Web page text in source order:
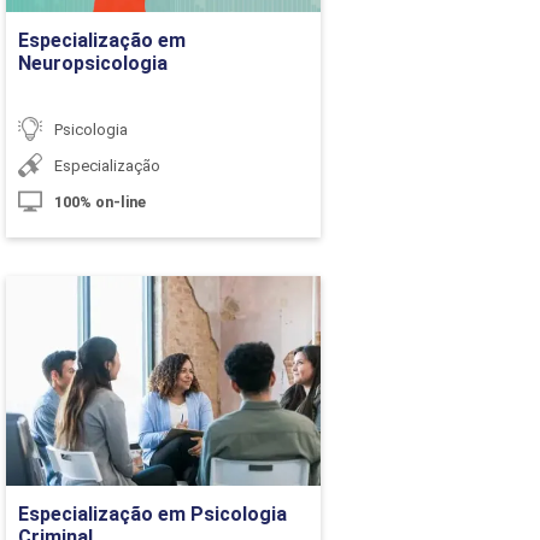
60h
10h
10h
10h
10h
Especialização em
Neuropsicologia
Psicologia
Especialização
100% on-line
Especialização em Psicologia
Especialização em
Psicologia Criminal
Detalhes do curso
Ir para Inscrição